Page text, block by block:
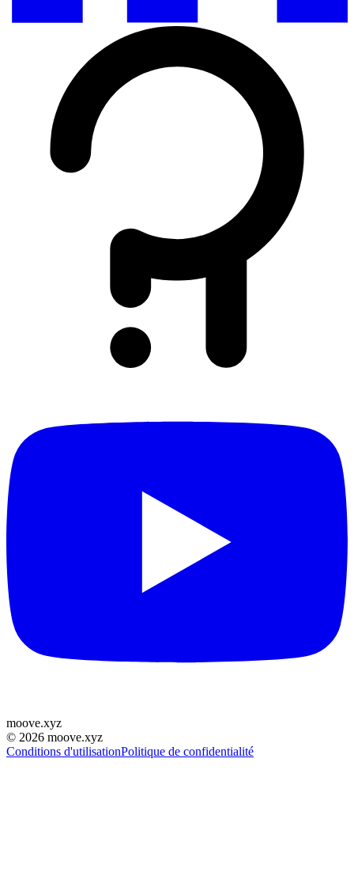
moove.xyz
© 2026 moove.xyz
Conditions d'utilisationPolitique de confidentialité